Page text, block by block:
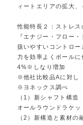
ィートエリアの拡大
性能特長２：ストレ
『エナジー・フロー・
扱いやすいコントロー
力を効率よくボール
4%※しなり増加
※他社比較品Aに対し
※ヨネックス調べ
（1）新シャフト構造
オールラウンドラケ
（2）新構造と素材